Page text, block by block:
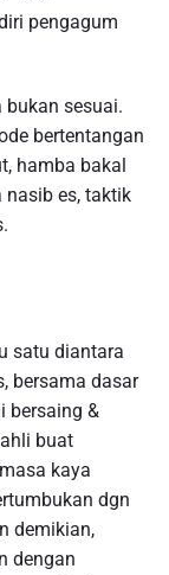
pengagum
sesuai.
bertentangan
hamba bakal
nasib es, taktik
satu diantara
bersama dasar
bersaing &
buat
kaya
dgn
demikian,
dengan